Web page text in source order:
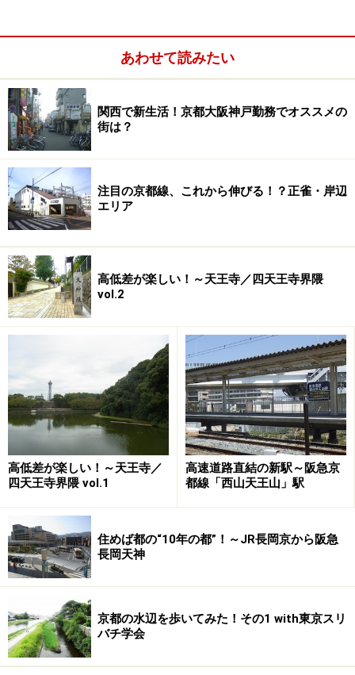
以前の記事でも紹介した「川西能勢口」
近隣の駅。ひと駅ごとに、風情が変わる路線でもありま
す。
「雲雀丘花屋敷」はとても長い駅名ですが、昔は雲雀丘
駅と花屋敷駅の２つがあったようです。この2つの駅が
一緒になって今の駅名になったとか。また街も、宝塚市
「雲雀丘」と川西市「花屋敷」と分かれています。この
駅も両方の市にまたがっているとか。駅の下に流れる小
さな川が市境だそうです。
また、飛行機のアクセスも抜群です。大阪空港まで約5
キロメートル。電車でも車でも15分程度の近さです。気
軽に飛行機の旅も出来ますね。 また、車のアクセスも便
利です。「中国自動車道」や「阪神速道路」のインター
チェンジなども近隣にあり、いずれも車で10分ほど。京
都や岡山などの遠出にも、大阪市内などにも車で手軽に
あわせて読みたい
関西で新生活！京都大阪神戸勤務でオススメの
街は？
注目の京都線、これから伸びる！？正雀・岸辺
エリア
高低差が楽しい！～天王寺／四天王寺界隈
vol.2
高低差が楽しい！～天王寺／
四天王寺界隈 vol.1
高速道路直結の新駅～阪急京
都線「西山天王山」駅
住めば都の“10年の都”！～JR長岡京から阪急
長岡天神
京都の水辺を歩いてみた！その1 with東京スリ
バチ学会